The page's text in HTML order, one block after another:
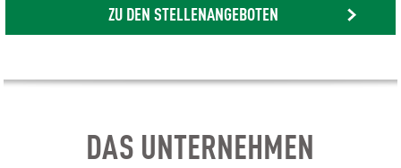
ZU DEN STELLENANGEBOTEN
DAS UNTERNEHMEN